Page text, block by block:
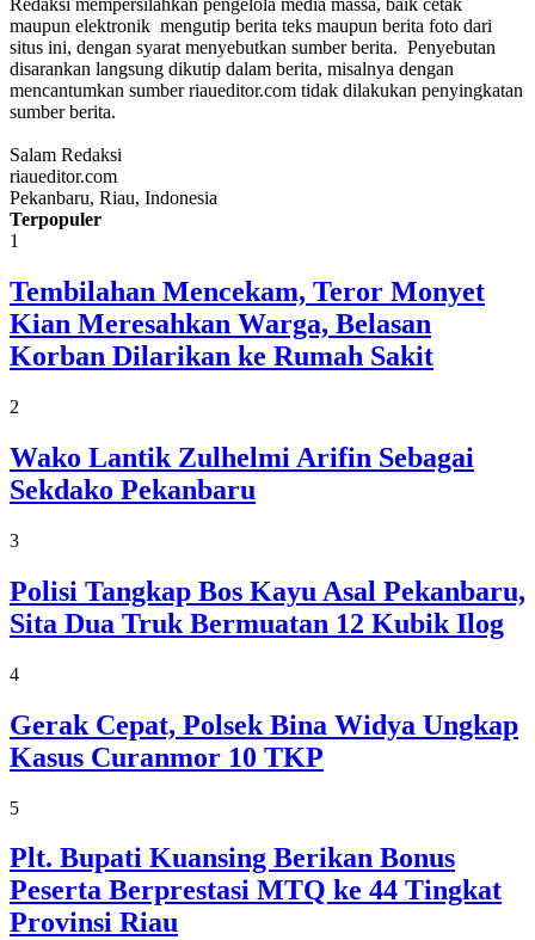
Redaksi mempersilahkan pengelola media massa, baik cetak
maupun elektronik mengutip berita teks maupun berita foto dari
situs ini, dengan syarat menyebutkan sumber berita. Penyebutan
disarankan langsung dikutip dalam berita, misalnya dengan
mencantumkan sumber riaueditor.com tidak dilakukan penyingkatan
sumber berita.
Salam Redaksi
riaueditor.com
Pekanbaru, Riau, Indonesia
Terpopuler
1
Tembilahan Mencekam, Teror Monyet
Kian Meresahkan Warga, Belasan
Korban Dilarikan ke Rumah Sakit
2
Wako Lantik Zulhelmi Arifin Sebagai
Sekdako Pekanbaru
3
Polisi Tangkap Bos Kayu Asal Pekanbaru,
Sita Dua Truk Bermuatan 12 Kubik Ilog
4
Gerak Cepat, Polsek Bina Widya Ungkap
Kasus Curanmor 10 TKP
5
Plt. Bupati Kuansing Berikan Bonus
Peserta Berprestasi MTQ ke 44 Tingkat
Provinsi Riau